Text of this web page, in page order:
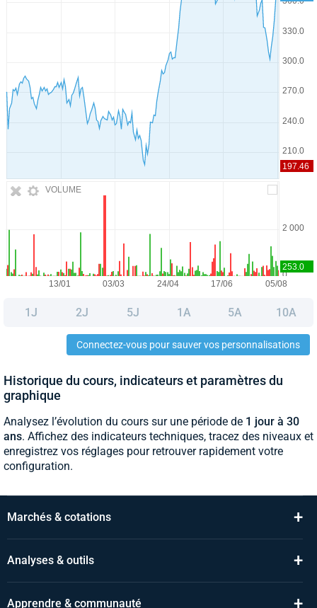
VOLUME
1J 2J 5J 1A 5A 10A
Connectez-vous pour sauver vos personnalisations
Historique du cours, indicateurs et paramètres du
graphique
Analysez l’évolution du cours sur une période de 1 jour à 30
ans. Affichez des indicateurs techniques, tracez des niveaux et
enregistrez vos réglages pour retrouver rapidement votre
configuration.
Marchés & cotations +
Analyses & outils +
Apprendre & communauté +